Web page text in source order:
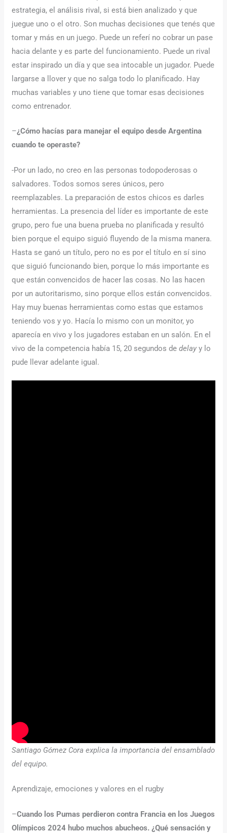
estrategia, el análisis rival, si está bien analizado y que
juegue uno o el otro. Son muchas decisiones que tenés que
tomar y más en un juego. Puede un referí no cobrar un pase
hacia delante y es parte del funcionamiento. Puede un rival
estar inspirado un día y que sea intocable un jugador. Puede
largarse a llover y que no salga todo lo planificado. Hay
muchas variables y uno tiene que tomar esas decisiones
como entrenador.
–¿Cómo hacías para manejar el equipo desde Argentina
cuando te operaste?
-Por un lado, no creo en las personas todopoderosas o
salvadores. Todos somos seres únicos, pero
reemplazables. La preparación de estos chicos es darles
herramientas. La presencia del líder es importante de este
grupo, pero fue una buena prueba no planificada y resultó
bien porque el equipo siguió fluyendo de la misma manera.
Hasta se ganó un título, pero no es por el título en sí sino
que siguió funcionando bien, porque lo más importante es
que están convencidos de hacer las cosas. No las hacen
por un autoritarismo, sino porque ellos están convencidos.
Hay muy buenas herramientas como estas que estamos
teniendo vos y yo. Hacía lo mismo con un monitor, yo
aparecía en vivo y los jugadores estaban en un salón. En el
vivo de la competencia había 15, 20 segundos dedelay y lo
pude llevar adelante igual.
Santiago Gómez Cora explica la importancia del ensamblado
del equipo.
Aprendizaje, emociones y valores en el rugby
–Cuando los Pumas perdieron contra Francia en los Juegos
Olímpicos 2024 hubo muchos abucheos. ¿Qué sensación y